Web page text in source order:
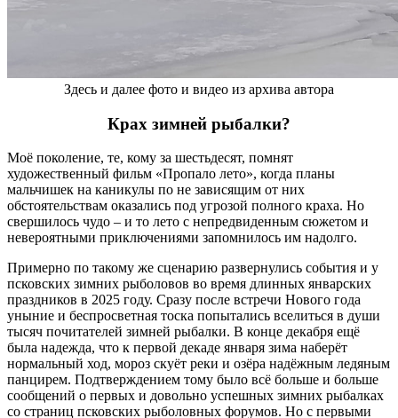
Здесь и далее фото и видео из архива автора
Крах зимней рыбалки?
Моё поколение, те, кому за шестьдесят, помнят
художественный фильм «Пропало лето», когда планы
мальчишек на каникулы по не зависящим от них
обстоятельствам оказались под угрозой полного краха. Но
свершилось чудо – и то лето с непредвиденным сюжетом и
невероятными приключениями запомнилось им надолго.
Примерно по такому же сценарию развернулись события и у
псковских зимних рыболовов во время длинных январских
праздников в 2025 году. Сразу после встречи Нового года
уныние и беспросветная тоска попытались вселиться в души
тысяч почитателей зимней рыбалки. В конце декабря ещё
была надежда, что к первой декаде января зима наберёт
нормальный ход, мороз скуёт реки и озёра надёжным ледяным
панцирем. Подтверждением тому было всё больше и больше
сообщений о первых и довольно успешных зимних рыбалках
со страниц псковских рыболовных форумов. Но с первыми